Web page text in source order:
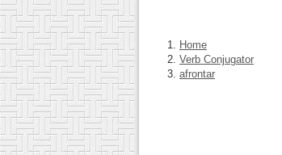
Home
Verb Conjugator
afrontar